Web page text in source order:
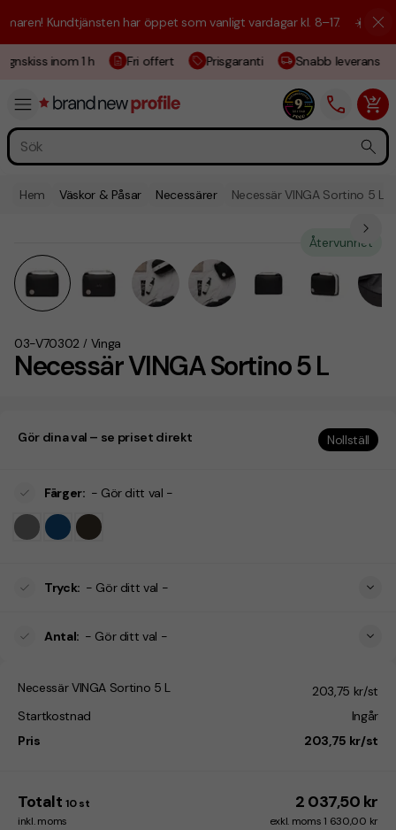
Kundtjänsten har öppet som vanligt vardagar kl. 8–17. ☀️ Vi är
inom 1 h Fri offert Prisgaranti Snabb leverans
Hem Väskor & Påsar Necessärer Necessär VINGA Sortino 5 L
Necessär VINGA Sortino 5 L
03-V70302 / Vinga
Återvunnet
Gör dina val – se priset direkt Nollställ
Färger: - Gör ditt val -
Tryck: - Gör ditt val -
Antal: - Gör ditt val -
Necessär VINGA Sortino 5 L
203,75 kr/st
Startkostnad
Ingår
Pris
203,75 kr/st
Totalt 10 st 2 037,50 kr
inkl. moms exkl. moms 1 630,00 kr